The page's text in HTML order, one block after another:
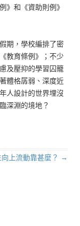
》和《資助則例》
期，學校編排了密
教育條例》；不少
及壓抑的學習囚籠
體格孱弱、深度近
人設計的世界埋沒
深淵的境地？
上流動靠甚麼？ →